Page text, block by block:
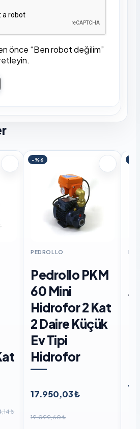
önce “Ben robot değilim”
₺
-%6
PEDROLLO
Pedrollo PKM
60 Mini
Hidrofor 2 Kat
2 Daire Küçük
Ev Tipi
Hidrofor
17.950,03 ₺
19.099,60 ₺